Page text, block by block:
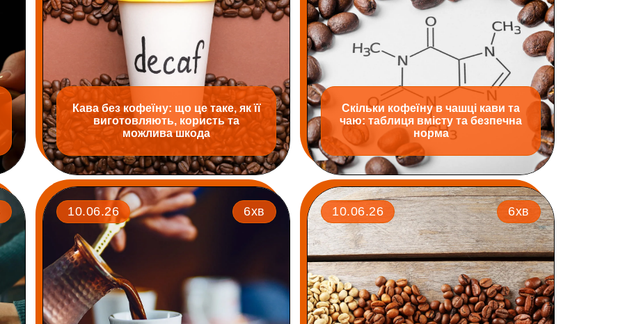
Кава без кофеїну: що це таке, як її
виготовляють, користь та
можлива шкода
Скільки кофеїну в чашці кави та
чаю: таблиця вмісту та безпечна
норма
10.06.26 6хв 10.06.26 6хв